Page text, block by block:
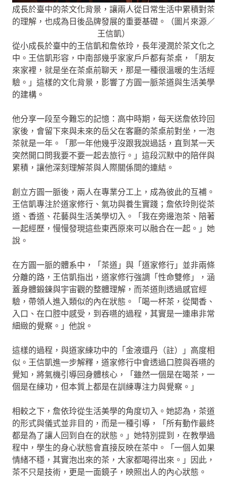
成長於臺中的茶文化背景，讓兩人從日常生活中累積對茶
的理解，也成為日後品牌發展的重要基礎。（圖片來源／
王信凱）
從小成長於臺中的王信凱和詹依玲，長年浸潤於茶文化之
中。王信凱形容，中南部幾乎家家戶戶都有茶桌，「朋友
來家裡，就是坐在茶桌前聊天，那是一種很溫暖的生活經
驗。」這樣的文化背景，影響了方圓一脈茶道與生活美學
的建構。
他分享一段至今難忘的記憶：高中時期，每天送詹依玲回
家後，會留下來與未來的岳父在客廳的茶桌前對坐，一泡
茶就是一年。「那一年他幾乎沒跟我說過話，直到某一天
突然開口問我要不要一起去旅行。」這段沉默中的陪伴與
累積，讓他深刻理解茶與人際關係間的連結。
創立方圓一脈後，兩人在專業分工上，成為彼此的互補。
王信凱專注於道家修行、氣功與養生實踐；詹依玲則從茶
道、香道、花藝與生活美學切入。「我在旁邊泡茶、陪著
一起經歷，慢慢發現這些東西原來可以融合在一起。」她
說。
在方圓一脈的體系中，「茶道」與「道家修行」並非兩條
分離的路，王信凱指出，道家修行強調「性命雙修」，涵
蓋身體鍛鍊與宇宙觀的整體理解，而茶道則透過感官經
驗，帶領人進入類似的內在狀態。「喝一杯茶，從聞香、
入口、在口腔中感受，到吞嚥的過程，其實是一連串非常
細緻的覺察。」他說。
這樣的過程，與道家練功中的「金液還丹（註）」高度相
似。王信凱進一步解釋，道家修行中會透過口腔與吞嚥的
覺知，將氣機引導回身體核心，「雖然一個是在喝茶，一
個是在練功，但本質上都是在訓練專注力與覺察。」
相較之下，詹依玲從生活美學的角度切入。她認為，茶道
的形式與儀式並非目的，而是一種引導，「所有動作最終
都是為了讓人回到自在的狀態。」她特別提到，在教學過
程中，學生的身心狀態會直接反映在茶中。「一個人如果
情緒不穩，其實泡出來的茶，大家都喝得出來。」因此，
茶不只是技術，更是一面鏡子，映照出人的內心狀態。